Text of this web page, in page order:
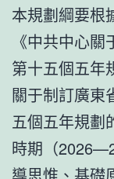
本規劃綱要根
《中共中心
第十五個五年
關于制訂廣東
五個五年規劃
時期（
導思惟、基礎